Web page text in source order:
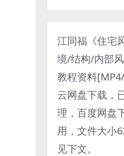
江同福《住宅
境/结构/内部
教程资料
云网盘下载，
理，百度网盘
用，文件大小
见下文。